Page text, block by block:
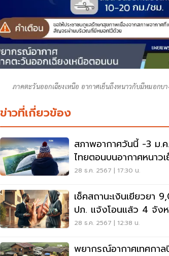
ภาคตะวันออกเฉียงเหนือ อากาศเย็นถึงหนาวกับมีหมอกบา
ข่าวที่เกี่ยวข้อง
สภาพอากาศวันนี้ -3 ม.ค
ไทยตอนบนอากาศหนาวเ
28 ธ.ค. 2567 | 17:30 น.
เช็คสถานะเงินเยียวยา
ปภ. แจ้งโอนแล้ว 4 จัง
28 ธ.ค. 2567 | 12:38 น.
พยากรณ์อากาศเทศกา